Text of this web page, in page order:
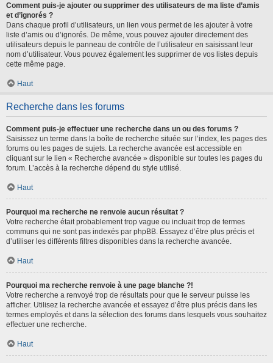
Comment puis-je ajouter ou supprimer des utilisateurs de ma liste d’amis
et d’ignorés ?
Dans chaque profil d’utilisateurs, un lien vous permet de les ajouter à votre
liste d’amis ou d’ignorés. De même, vous pouvez ajouter directement des
utilisateurs depuis le panneau de contrôle de l’utilisateur en saisissant leur
nom d’utilisateur. Vous pouvez également les supprimer de vos listes depuis
cette même page.
Haut
Recherche dans les forums
Comment puis-je effectuer une recherche dans un ou des forums ?
Saisissez un terme dans la boîte de recherche située sur l’index, les pages des
forums ou les pages de sujets. La recherche avancée est accessible en
cliquant sur le lien « Recherche avancée » disponible sur toutes les pages du
forum. L’accès à la recherche dépend du style utilisé.
Haut
Pourquoi ma recherche ne renvoie aucun résultat ?
Votre recherche était probablement trop vague ou incluait trop de termes
communs qui ne sont pas indexés par phpBB. Essayez d’être plus précis et
d’utiliser les différents filtres disponibles dans la recherche avancée.
Haut
Pourquoi ma recherche renvoie à une page blanche ?!
Votre recherche a renvoyé trop de résultats pour que le serveur puisse les
afficher. Utilisez la recherche avancée et essayez d’être plus précis dans les
termes employés et dans la sélection des forums dans lesquels vous souhaitez
effectuer une recherche.
Haut